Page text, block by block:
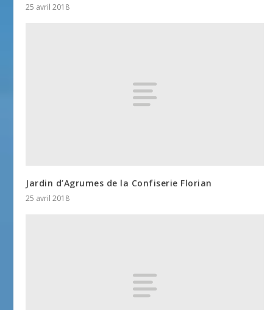
25 avril 2018
Jardin d’Agrumes de la Confiserie Florian
25 avril 2018